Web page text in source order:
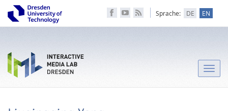
Sprache: DE EN
Toggle